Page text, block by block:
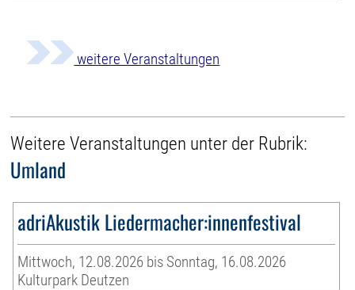
weitere Veranstaltungen
Weitere Veranstaltungen unter der Rubrik:
Umland
adriAkustik Liedermacher:innenfestival
Mittwoch, 12.08.2026 bis Sonntag, 16.08.2026
Kulturpark Deutzen